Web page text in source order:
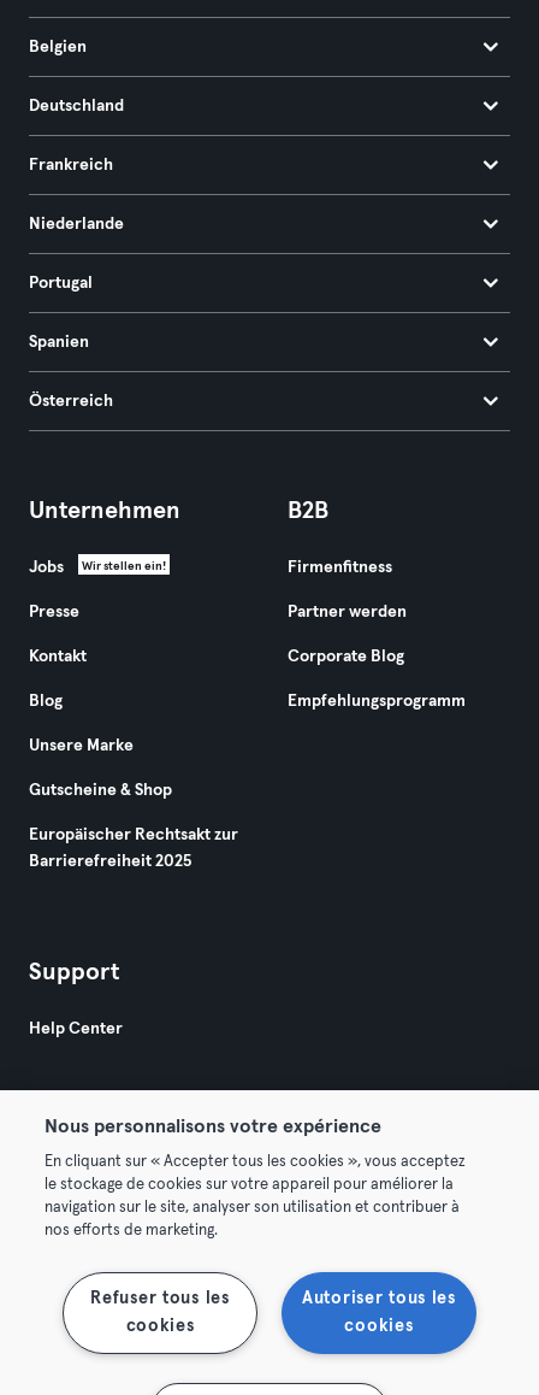
Belgien
Deutschland
Frankreich
Niederlande
Portugal
Spanien
Österreich
Unternehmen
Jobs Wir stellen ein!
Presse
Kontakt
Blog
Unsere Marke
Gutscheine & Shop
Europäischer Rechtsakt zur
Barrierefreiheit 2025
B2B
Firmenfitness
Partner werden
Corporate Blog
Empfehlungsprogramm
Support
Help Center
© 2026 Urban Sports Group GmbH. All rights reserved.
AGB Datenschutz
Vertrag hier kündigen Hier Verträge widerrufen
Nous personnalisons votre expérience
En cliquant sur « Accepter tous les cookies », vous acceptez
le stockage de cookies sur votre appareil pour améliorer la
navigation sur le site, analyser son utilisation et contribuer à
nos efforts de marketing.
Autoriser tous les
cookies
Refuser tous les
cookies